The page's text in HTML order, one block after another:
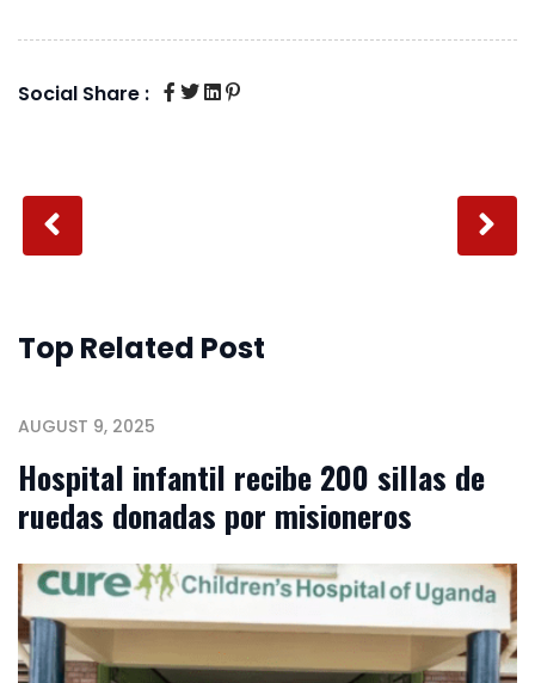
Social Share :
Top Related Post
AUGUST 9, 2025
Hospital infantil recibe 200 sillas de
ruedas donadas por misioneros